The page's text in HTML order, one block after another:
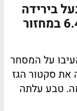
בירידה
של 1% בלבד, רציו צנחה 6.4% במחזור
על המסחר
'לוויתן 2' הפילה את סקטור הגז
טבע עלתה